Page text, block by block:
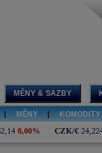
MĚNY & SAZBY
MĚNY KOMODITY
0,00% CZK/€